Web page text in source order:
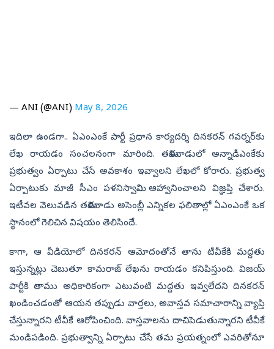
— ANI (@ANI) May 8, 2026
ఇదిలా ఉండగా.. ఏఎంఎంకే పార్టీ ప్రధాన కార్యదర్శి దినకరన్‌ గవర్నర్‌కు
లేఖ రాయడం సంచలనంగా మారింది. తమిళనాడులో అన్నాడీఎంకేకు
ప్రభుత్వం ఏర్పాటు చేసే అవకాశం ఇవ్వాలని లేఖలో కోరారు. ప్రభుత్వ
ఏర్పాటుకు మాజీ సీఎం పళనిస్వామిని ఆహ్వానించాలని విజ్ఞప్తి చేశారు.
ఇటీవల వెలువడిన తమిళనాడు అసెంబ్లీ ఎన్నికల ఫలితాల్లో ఏఎంఎంకే ఒక
స్థానంలో గెలిచిన విషయం తెలిసిందే.
కాగా, ఆ వీడియోలో దినకరన్ ఆమోదంతోనే తాను టీవీకేకి మద్దతు
ఇస్తున్నట్లు చెబుతూ కామరాజ్ లేఖను రాయడం కనిపిస్తుంది. విజయ్
పార్టీకి తాము అధికారికంగా ఎటువంటి మద్దతు ఇవ్వలేదని దినకరన్
ఖండించడంతో ఆయన తప్పుడు వార్తలు, అవాస్తవ సమాచారాన్ని వ్యాప్తి
చేస్తున్నారని టీవీకే ఆరోపించింది. వాస్తవాలను దాచిపెడుతున్నారని టీవీకే
మండిపడింది. ప్రభుత్వాన్ని ఏర్పాటు చేసే తమ ప్రయత్నంలో ఎవరితోనూ